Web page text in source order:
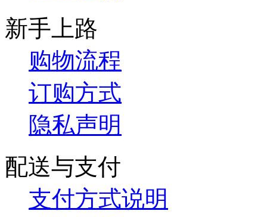
新手上路
购物流程
订购方式
隐私声明
配送与支付
支付方式说明